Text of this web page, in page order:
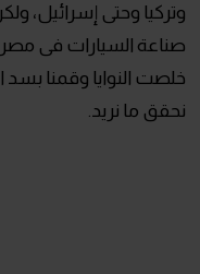
وتركيا وحتى إسرائيل،
صناعة السيارات فى
خلصت النوايا وقمنا بسد
نحقق ما نريد.